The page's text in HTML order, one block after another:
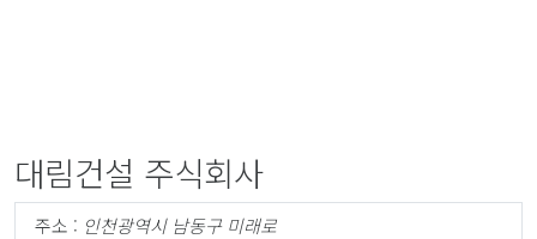
대림건설 주식회사
주소 : 인천광역시 남동구 미래로